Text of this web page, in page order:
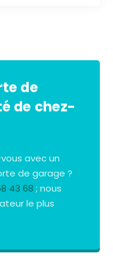
de
de chez-
avec un
de garage ?
43 68 ; nous
le plus